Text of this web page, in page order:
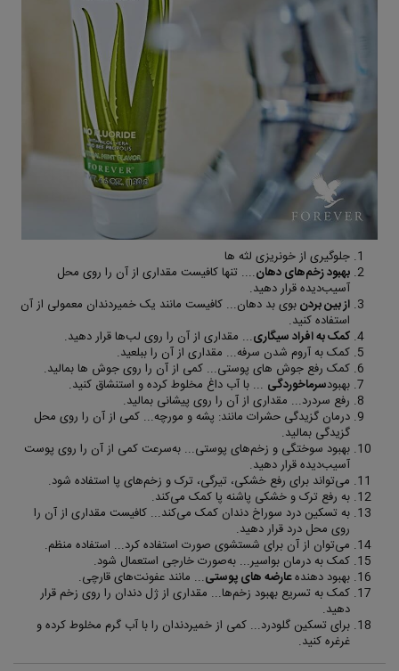
جلوگیری از خونریزی لثه ها
بهبود زخم‌های دهان.... تنها کافیست مقداری از آن را روی محل
آسیب‌دیده قرار دهید.
از بین بردنبوی بد دهان... کافیست مانند یک خمیردندان معمولی از آن
استفاده کنید.
کمک به افراد سیگاری... مقداری از آن را روی لب‌ها قرار دهید.
کمک به آروم شدن سرفه... مقداری از آن را ببلعید.
کمک رفع جوش های پوستی... کمی از آن را روی جوش ها بمالید.
بهبودسرماخوردگی ... با آب داغ مخلوط کرده و استنشاق کنید.
رفع سردرد... مقداری از آن را روی پیشانی بمالید.
درمان گزیدگی حشرات مانند: پشه و مورچه... کمی از آن را روی محل
گزیدگی بمالید.
بهبود سوختگی و زخم‌های پوستی... به‌سرعت کمی از آن را روی پوست
آسیب‌دیده قرار دهید.
می‌تواند برای رفع خشکی، تیرگی، ترک و زخم‌های پا استفاده شود.
به رفع ترک و خشکی پاشنه پا کمک می‌کند.
به تسکین درد سوراخ دندان کمک می‌کند... کافیست مقداری از آن را
روی محل درد قرار دهید.
می‌توان از آن برای شستشوی صورت استفاده کرد... استفاده منظم.
کمک به درمان بواسیر... به‌صورت خارجی استعمال شود.
بهبود دهندهعارضه ‌های پوستی... مانند عفونت‌های قارچی.
کمک به تسریع بهبود زخم‌ها... مقداری از ژل دندان را روی زخم قرار
دهید.
برای تسکین گلودرد... کمی از خمیردندان را با آب گرم مخلوط کرده و
غرغره کنید.